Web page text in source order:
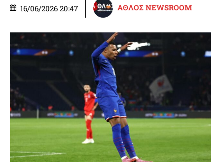
16/06/2026 20:47 ΑΘΛΟΣ NEWSROOM